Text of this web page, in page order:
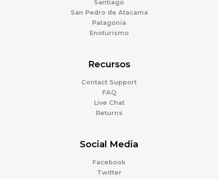
Santiago
San Pedro de Atacama
Patagonia
Enoturismo
Recursos
Contact Support
FAQ
Live Chat
Returns
Social Media
Facebook
Twitter